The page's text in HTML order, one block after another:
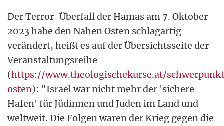
Der Terror-Überfall der Hamas am 7. Oktober
2023 habe den Nahen Osten schlagartig
verändert, heißt es auf der Übersichtsseite der
Veranstaltungsreihe
(https://www.theologischekurse.at/
osten): "Israel war nicht mehr der 'sichere
Hafen' für Jüdinnen und Juden im Land und
weltweit. Die Folgen waren der Krieg gegen die